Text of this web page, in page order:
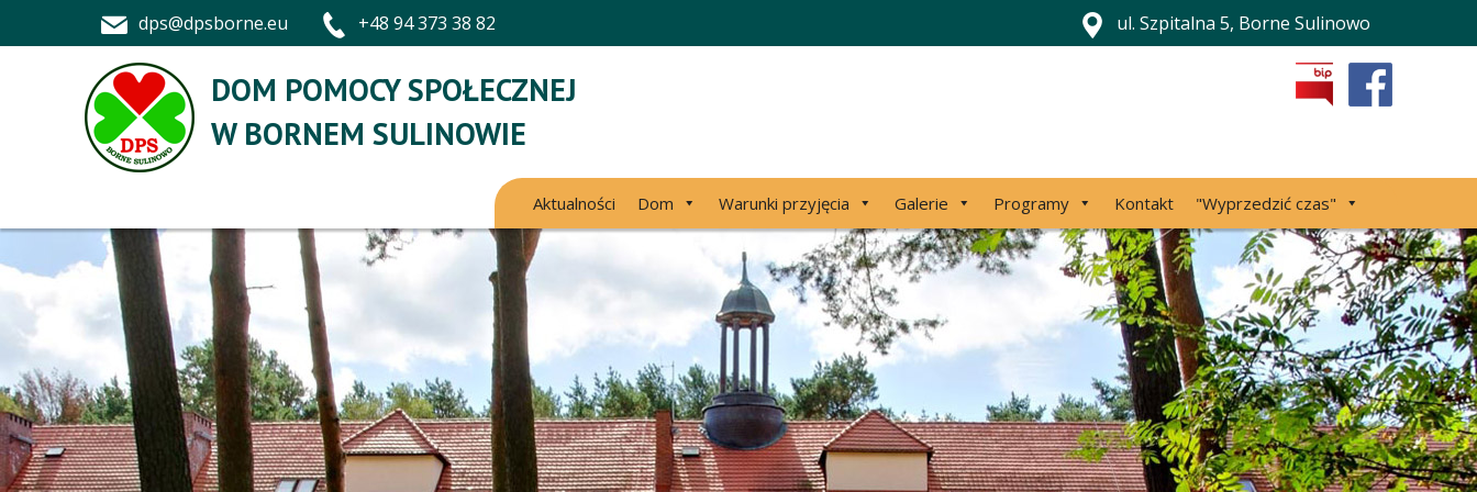
dps@dpsborne.eu +48 94 373 38 82 ul. Szpitalna 5, Borne Sulinowo
DOM POMOCY SPOŁECZNEJ
W BORNEM SULINOWIE
Aktualności Dom Warunki przyjęcia Galerie Programy Kontakt "Wyprzedzić czas"